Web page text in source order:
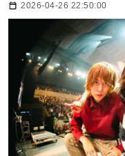
2026-04-26 22:50:00